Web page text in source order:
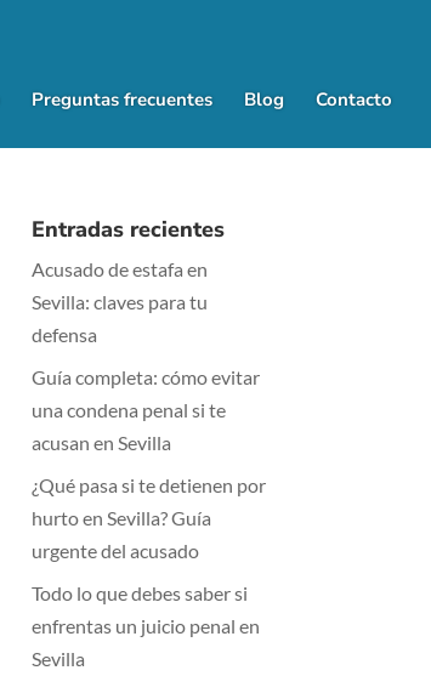
Preguntas frecuentes Blog Contacto
Entradas recientes
Acusado de estafa en
Sevilla: claves para tu
defensa
Guía completa: cómo evitar
una condena penal si te
acusan en Sevilla
¿Qué pasa si te detienen por
hurto en Sevilla? Guía
urgente del acusado
Todo lo que debes saber si
enfrentas un juicio penal en
Sevilla